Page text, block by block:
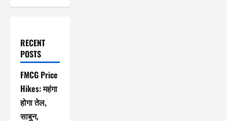
RECENT
POSTS
FMCG Price
Hikes: महंगा
होगा तेल,
साबुन,